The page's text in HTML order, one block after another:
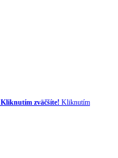
Kliknutím zväčšíte! Kliknutím